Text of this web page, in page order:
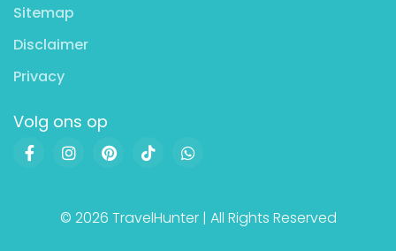
Sitemap
Disclaimer
Privacy
Volg ons op
© 2026 TravelHunter | All Rights Reserved